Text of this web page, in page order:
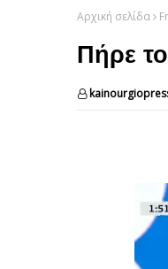
Αρχική σελίδα
Πήρε